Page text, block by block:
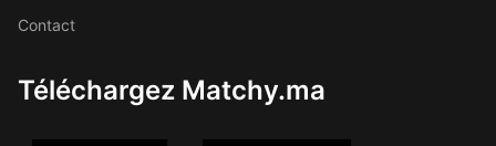
Contact
Téléchargez Matchy.ma